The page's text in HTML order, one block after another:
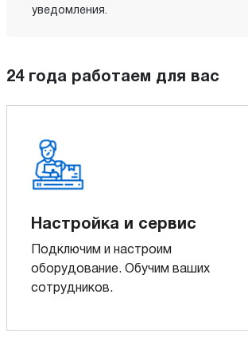
уведомления.
24 года работаем для вас
Настройка и сервис
Подключим и настроим
оборудование. Обучим ваших
сотрудников.